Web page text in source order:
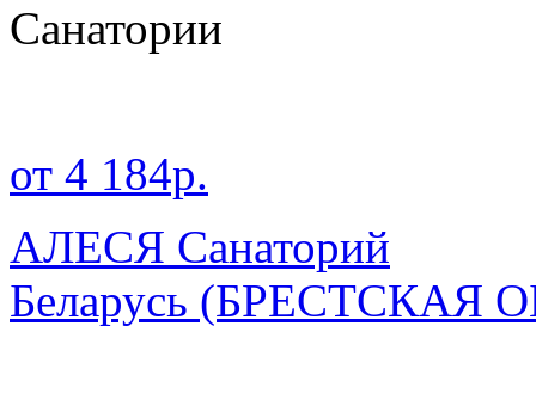
Санатории
от 4 184р.
АЛЕСЯ Санаторий
Беларусь (БРЕСТСКАЯ